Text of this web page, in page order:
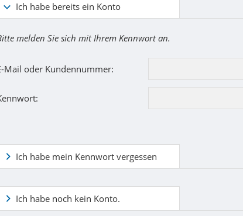
Ich habe bereits ein Konto
melden Sie sich mit Ihrem Kennwort an.
Mail oder Kundennummer:
Ich habe mein Kennwort vergessen
Ich habe noch kein Konto.